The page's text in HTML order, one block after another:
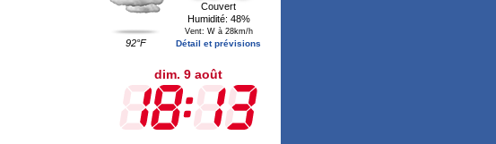
92°F
Couvert
Humidité: 48%
Vent: W à 28km/h
Détail et prévisions
dim. 9 août